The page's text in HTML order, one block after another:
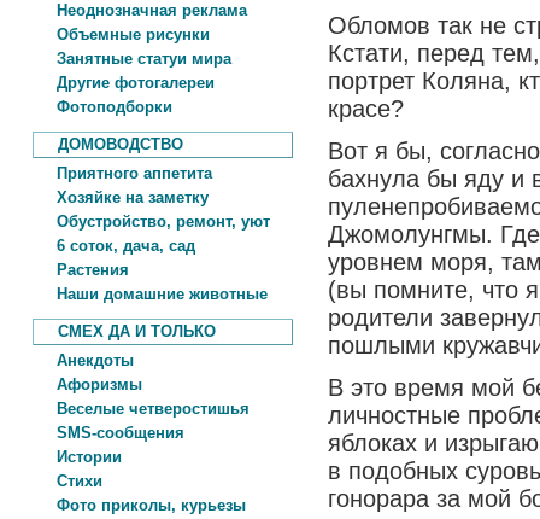
Неоднозначная реклама
Объемные рисунки
Занятные статуи мира
Другие фотогалереи
Фотоподборки
ДОМОВОДСТВО
Приятного аппетита
Хозяйке на заметку
Обустройство, ремонт, уют
6 соток, дача, сад
Растения
Наши домашние животные
СМЕХ ДА И ТОЛЬКО
Анекдоты
Афоризмы
Веселые четверостишья
SMS-сообщения
Истории
Стихи
Фото приколы, курьезы
Обломов так не
Кстати, перед
портрет Коляна,
красе?
Вот я бы,
бахнула бы яду и
Джомолунгмы.
уровнем моря,
(вы помните, что
родители
пошлыми
В это время мой
личностные
яблоках и
в подобных
гонорара за мой